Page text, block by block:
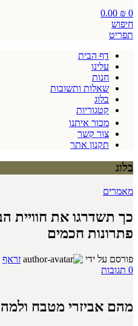
0
0.00 ₪
חיפוש
תפריט
דף הבית
עלינו
חנות
שאלות ותשובות
בלוג
קטגוריות
מכור איתנו
צור קשר
תקנון אתר
בלוג
מאמרים
כך תשדרגו את חוויית
פתרונות חכמים
פורסם על ידי
זראף
0 תגובות
מהם אביזרי מטבח